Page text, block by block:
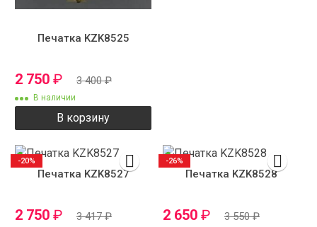
Печатка KZK8525
2 750 ₽ 3 400₽
В наличии
В корзину
Печатка KZK8527
2 750 ₽ 3 417₽
-20%
Печатка KZK8528
2 650 ₽ 3 550₽
-26%